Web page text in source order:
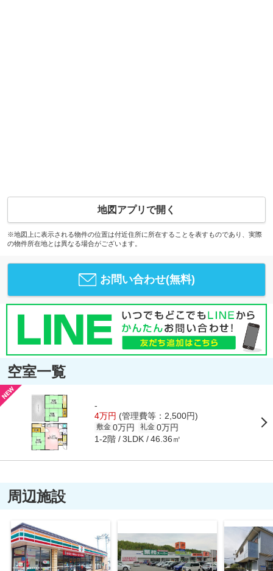
地図アプリで開く
※地図上に表示される物件の位置は付近住所に所在することを表すものであり、実際
の物件所在地とは異なる場合がございます。
お問い合わせ(無料)
空室一覧
-
4万円 (管理費等：2,500円)
敷金 0万円 礼金 0万円
1-2階 3LDK 46.36㎡
周辺施設